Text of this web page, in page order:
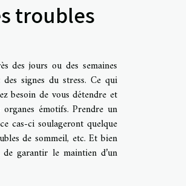
troubles
des jours ou des semaines
signes du stress. Ce qui
besoin de vous détendre et
émotifs. Prendre un
cas-ci soulageront quelque
de sommeil, etc. Et bien
garantir le maintien d’un